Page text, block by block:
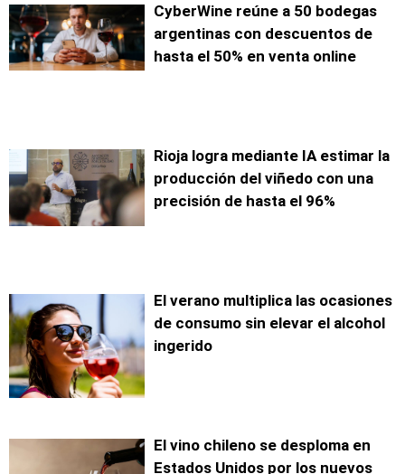
CyberWine reúne a 50 bodegas
argentinas con descuentos de
hasta el 50% en venta online
Rioja logra mediante IA estimar la
producción del viñedo con una
precisión de hasta el 96%
El verano multiplica las ocasiones
de consumo sin elevar el alcohol
ingerido
El vino chileno se desploma en
Estados Unidos por los nuevos